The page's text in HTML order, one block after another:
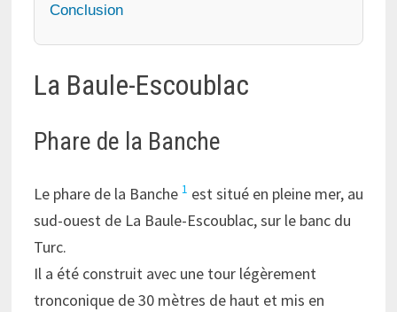
Conclusion
La Baule-Escoublac
Phare de la Banche
Le phare de la Banche 1 est situé en pleine mer, au
sud-ouest de La Baule-Escoublac, sur le banc du
Turc.
Il a été construit avec une tour légèrement
tronconique de 30 mètres de haut et mis en